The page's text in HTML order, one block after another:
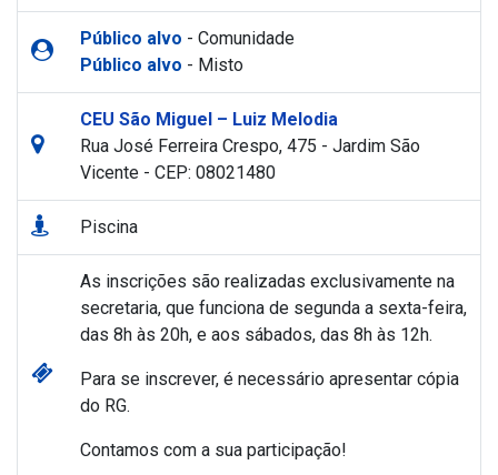
Público alvo - Comunidade
Público alvo - Misto
CEU São Miguel – Luiz Melodia
Rua José Ferreira Crespo, 475 - Jardim São
Vicente - CEP: 08021480
Piscina
As inscrições são realizadas exclusivamente na
secretaria, que funciona de segunda a sexta-feira,
das 8h às 20h, e aos sábados, das 8h às 12h.
Para se inscrever, é necessário apresentar cópia
do RG.
Contamos com a sua participação!